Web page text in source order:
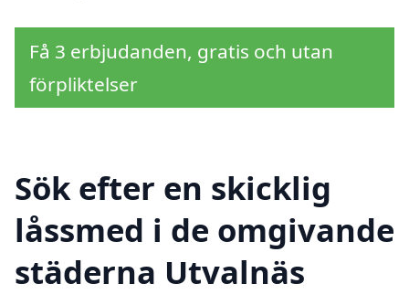
Få 3 erbjudanden, gratis och utan
förpliktelser
Sök efter en skicklig
låssmed i de omgivande
städerna Utvalnäs